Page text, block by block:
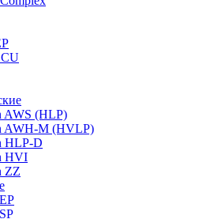
CU
AWS (HLP)
AWH-M (HVLP)
HLP-D
HVI
ZZ